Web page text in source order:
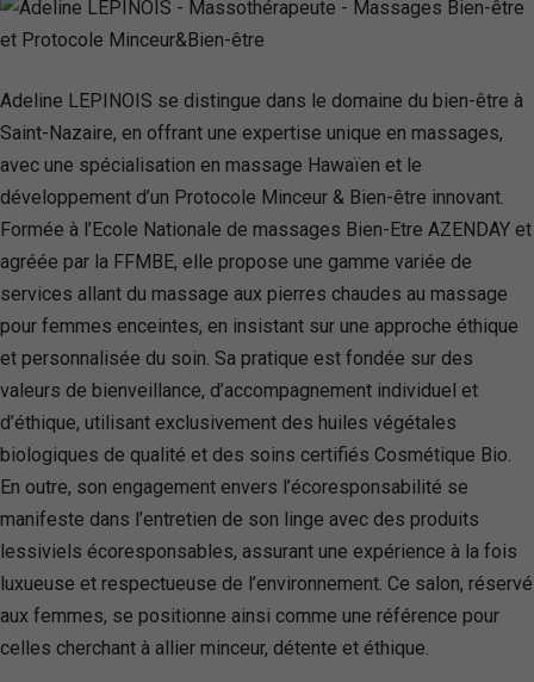
Adeline LEPINOIS se distingue dans le domaine du bien-être à
Saint-Nazaire, en offrant une expertise unique en massages,
avec une spécialisation en massage Hawaïen et le
développement d’un Protocole Minceur & Bien-être innovant.
Formée à l’Ecole Nationale de massages Bien-Etre AZENDAY et
agréée par la FFMBE, elle propose une gamme variée de
services allant du massage aux pierres chaudes au massage
pour femmes enceintes, en insistant sur une approche éthique
et personnalisée du soin. Sa pratique est fondée sur des
valeurs de bienveillance, d’accompagnement individuel et
d’éthique, utilisant exclusivement des huiles végétales
biologiques de qualité et des soins certifiés Cosmétique Bio.
En outre, son engagement envers l’écoresponsabilité se
manifeste dans l’entretien de son linge avec des produits
lessiviels écoresponsables, assurant une expérience à la fois
luxueuse et respectueuse de l’environnement. Ce salon, réservé
aux femmes, se positionne ainsi comme une référence pour
celles cherchant à allier minceur, détente et éthique.